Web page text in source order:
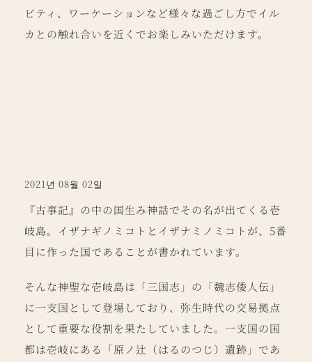
ビティ、ワーケーションなど様々な過ごし方でイル
カとの触れ合いを近くでお楽しみいただけます。
2021년 08월 02일
『古事記』の中の国生み神話でその名が出てくる壱
岐島。 イザナギノミコトとイザナミノミコトが、5番
目に作った国であることが書かれています。
そんな神聖な壱岐島は「三国志」の「魏志倭人伝」
に一支国として登場しており、弥生時代の交易拠点
として重要な役割を果たしていました。一支国の国
都は壱岐にある「原ノ辻（はるのつじ）遺跡」であ